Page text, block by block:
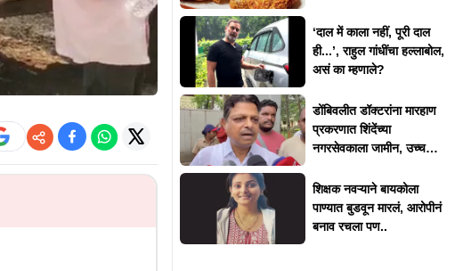
‘दाल में काला नहीं, पूरी दाल
ही...’, राहुल गांधींचा हल्लाबोल,
असं का म्हणाले?
डोंबिवलीत डॉक्टरांना मारहाण
प्रकरणात शिंदेंच्या
नगरसेवकाला जामीन, उच्च
शिक्षक नवऱ्याने बायकोला
पाण्यात बुडवून मारलं, आरोपीनं
बनाव रचला पण..